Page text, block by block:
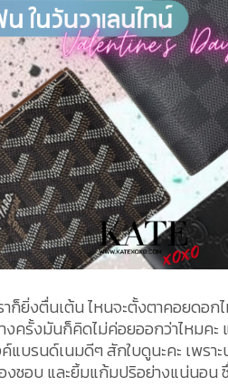
ก็ยิ่งตื่นเต้น ไหนจะตั้งตาคอยดอก
ครั้งมันก็คิดไม่ค่อยออกว่าไหมค
ค์แบรนด์เนมดีๆ สักใบดูนะคะ เพร
างแน่นอน ซึ่งในวันนี้ เราได้รวบตึงกระเป๋าสตางค์แบ